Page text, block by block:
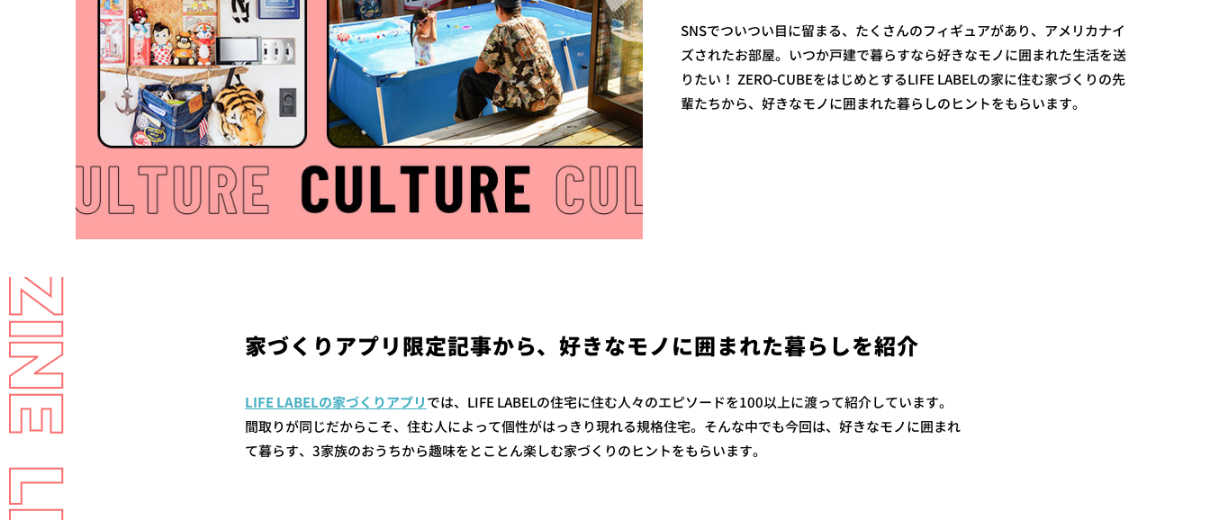
SNSでついつい目に留まる、たくさんのフィギュアがあり、アメリカナイ
ズされたお部屋。いつか戸建で暮らすなら好きなモノに囲まれた生活を送
りたい！ ZERO-CUBEをはじめとするLIFE LABELの家に住む家づくりの先
輩たちから、好きなモノに囲まれた暮らしのヒントをもらいます。
家づくりアプリ限定記事から、好きなモノに囲まれた暮らしを紹介
LIFE LABELの家づくりアプリでは、LIFE LABELの住宅に住む人々のエピソードを100以上に渡って紹介しています。
間取りが同じだからこそ、住む人によって個性がはっきり現れる規格住宅。そんな中でも今回は、好きなモノに囲まれ
て暮らす、3家族のおうちから趣味をとことん楽しむ家づくりのヒントをもらいます。